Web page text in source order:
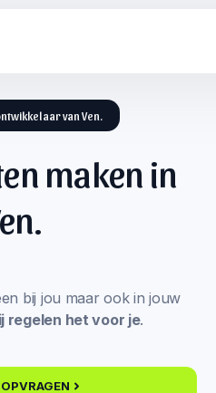
van Ven.
maken in
bij jou maar ook in jouw
regelen het voor je.